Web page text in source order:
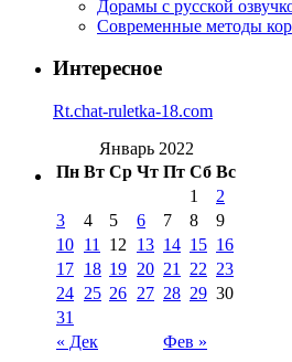
Дорамы с русской
Современные методы
Интересное
Rt.chat-ruletka-18.com
Январь 2022
Пн Вт Ср Чт Пт Сб Вс
« Дек Фев »
1
2
3
4 5 6 7 8
9
10 11 12 13 14 15 16
17 18 19 20 21 22 23
24 25 26 27 28 29 30
31